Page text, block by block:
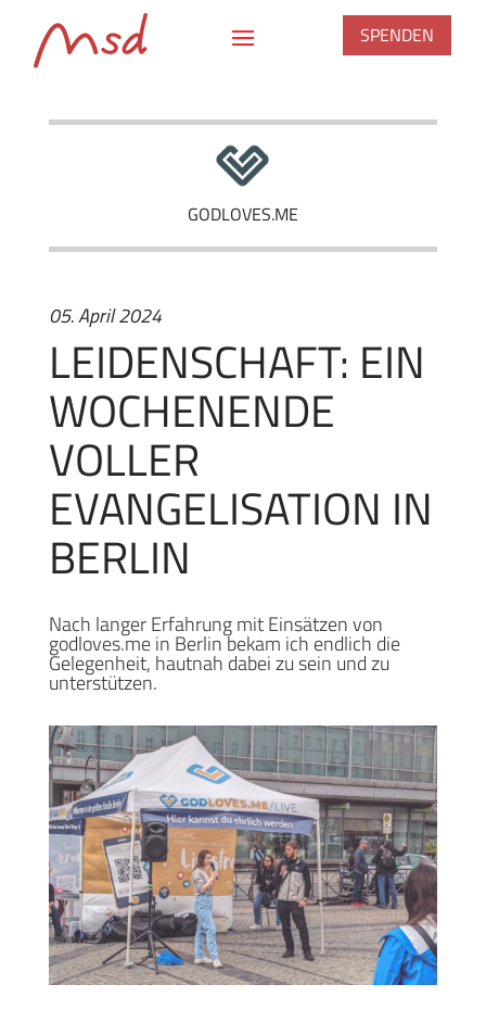
SPENDEN
GODLOVES.ME
05. April 2024
LEIDENSCHAFT: EIN
WOCHENENDE
VOLLER
EVANGELISATION IN
BERLIN
Nach langer Erfahrung mit Einsätzen von
godloves.me in Berlin bekam ich endlich die
Gelegenheit, hautnah dabei zu sein und zu
unterstützen.